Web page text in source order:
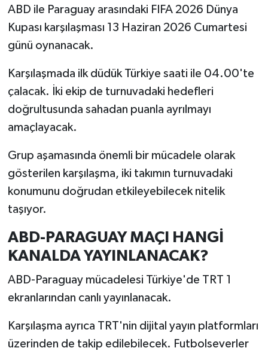
ABD ile Paraguay arasındaki FIFA 2026 Dünya
Kupası karşılaşması 13 Haziran 2026 Cumartesi
günü oynanacak.
Karşılaşmada ilk düdük Türkiye saati ile 04.00'te
çalacak. İki ekip de turnuvadaki hedefleri
doğrultusunda sahadan puanla ayrılmayı
amaçlayacak.
Grup aşamasında önemli bir mücadele olarak
gösterilen karşılaşma, iki takımın turnuvadaki
konumunu doğrudan etkileyebilecek nitelik
taşıyor.
ABD-PARAGUAY MAÇI HANGİ
KANALDA YAYINLANACAK?
ABD-Paraguay mücadelesi Türkiye'de TRT 1
ekranlarından canlı yayınlanacak.
Karşılaşma ayrıca TRT'nin dijital yayın platformları
üzerinden de takip edilebilecek. Futbolseverler